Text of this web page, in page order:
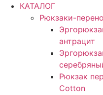
КАТАЛОГ
Рюкзаки-
антрацит
Рюкзак
Cotton